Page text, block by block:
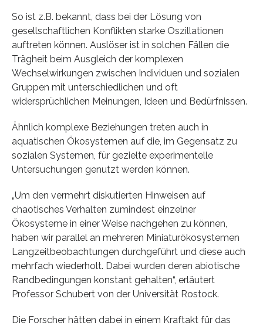
So ist z.B. bekannt, dass bei der Lösung von
gesellschaftlichen Konflikten starke Oszillationen
auftreten können. Auslöser ist in solchen Fällen die
Trägheit beim Ausgleich der komplexen
Wechselwirkungen zwischen Individuen und sozialen
Gruppen mit unterschiedlichen und oft
widersprüchlichen Meinungen, Ideen und Bedürfnissen.
Ähnlich komplexe Beziehungen treten auch in
aquatischen Ökosystemen auf die, im Gegensatz zu
sozialen Systemen, für gezielte experimentelle
Untersuchungen genutzt werden können.
„Um den vermehrt diskutierten Hinweisen auf
chaotisches Verhalten zumindest einzelner
Ökosysteme in einer Weise nachgehen zu können,
haben wir parallel an mehreren Miniaturökosystemen
Langzeitbeobachtungen durchgeführt und diese auch
mehrfach wiederholt. Dabei wurden deren abiotische
Randbedingungen konstant gehalten“, erläutert
Professor Schubert von der Universität Rostock.
Die Forscher hätten dabei in einem Kraftakt für das